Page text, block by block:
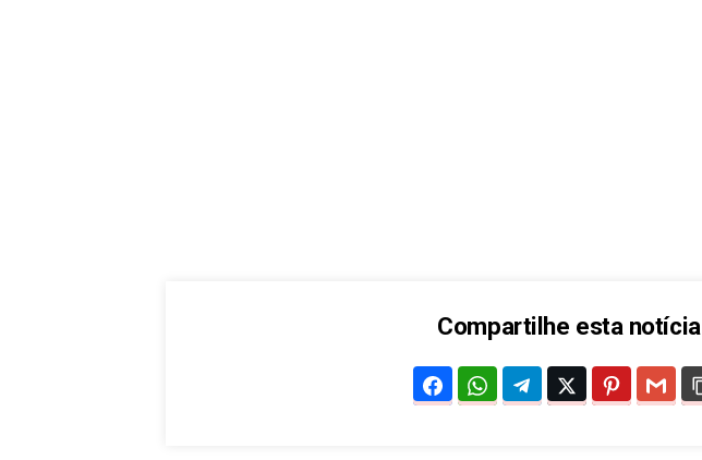
Compartilhe esta notícia